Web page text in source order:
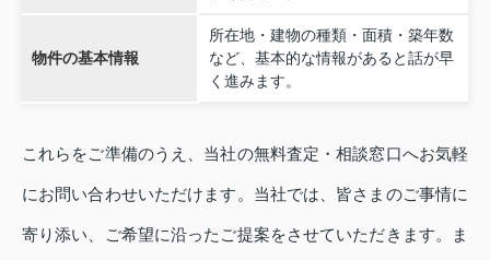
物件の基本情報
所在地・建物の種類・面積・築年数
など、基本的な情報があると話が早
く進みます。
これらをご準備のうえ、当社の無料査定・相談窓口へお気軽
にお問い合わせいただけます。当社では、皆さまのご事情に
寄り添い、ご希望に沿ったご提案をさせていただきます。ま